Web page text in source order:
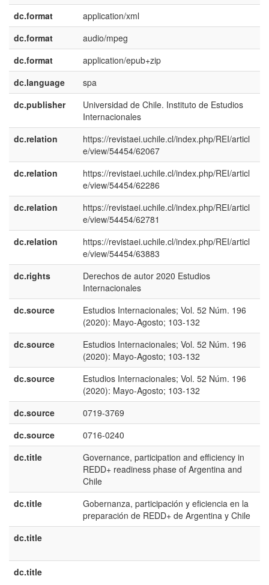
dc.format
application/xml
dc.format
audio/mpeg
dc.format
application/epub+zip
dc.language
spa
dc.publisher
Universidad de Chile. Instituto de Estudios
Internacionales
dc.relation
https://revistaei.uchile.cl/index.php/REI/articl
e/view/54454/62067
dc.relation
https://revistaei.uchile.cl/index.php/REI/articl
e/view/54454/62286
dc.relation
https://revistaei.uchile.cl/index.php/REI/articl
e/view/54454/62781
dc.relation
https://revistaei.uchile.cl/index.php/REI/articl
e/view/54454/63883
dc.rights
Derechos de autor 2020 Estudios
Internacionales
dc.source
Estudios Internacionales; Vol. 52 Núm. 196
(2020): Mayo-Agosto; 103-132
dc.source
Estudios Internacionales; Vol. 52 Núm. 196
(2020): Mayo-Agosto; 103-132
dc.source
Estudios Internacionales; Vol. 52 Núm. 196
(2020): Mayo-Agosto; 103-132
dc.source
0719-3769
dc.source
0716-0240
dc.title
Governance, participation and efficiency in
REDD+ readiness phase of Argentina and
Chile
dc.title
Gobernanza, participación y eficiencia en la
preparación de REDD+ de Argentina y Chile
dc.title
dc.title